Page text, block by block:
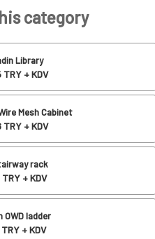
category
Library
TRY + KDV
Mesh Cabinet
TRY + KDV
rack
TRY + KDV
ladder
+ KDV